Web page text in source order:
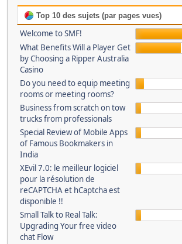
Top 10 des sujets (par pages vues)
Welcome to SMF!
What Benefits Will a Player Get
by Choosing a Ripper Australia
Casino
Do you need to equip meeting
rooms or meeting rooms?
Business from scratch on tow
trucks from professionals
Special Review of Mobile Apps
of Famous Bookmakers in
India
XEvil 7.0: le meilleur logiciel
pour la résolution de
reCAPTCHA et hCaptcha est
disponible !!
Small Talk to Real Talk:
Upgrading Your free video
chat Flow